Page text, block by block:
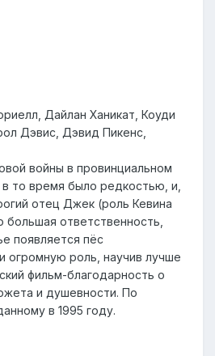
Дайлан Ханикат, Коуди
Дэвис, Дэвид Пикенс,
войны в провинциальном
то время было редкостью, и,
отец Джек (роль Кевина
большая ответственность,
появляется пёс
огромную роль, научив лучше
фильм-благодарность о
и душевности. По
в 1995 году.